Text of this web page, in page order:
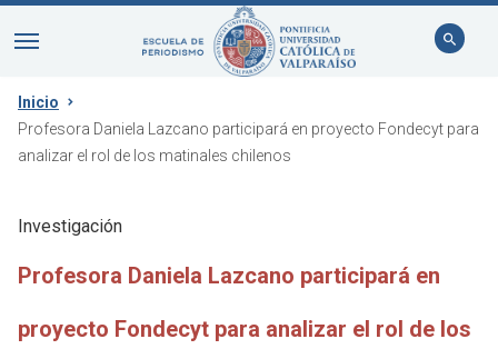
Inicio
Profesora Daniela Lazcano participará en proyecto Fondecyt para
analizar el rol de los matinales chilenos
Investigación
Profesora Daniela Lazcano participará en
proyecto Fondecyt para analizar el rol de los